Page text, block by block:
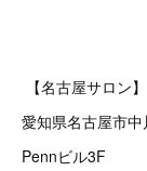
【名古屋サロン】
愛知県名古屋市
Pennビル3F